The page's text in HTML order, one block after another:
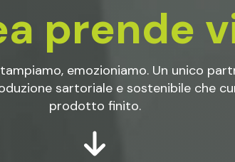
prende
emozioniamo. Un unico
sartoriale e sostenibile che
prodotto finito.